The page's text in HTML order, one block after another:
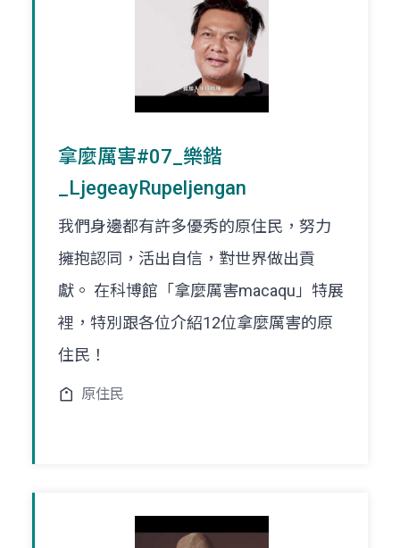
拿麼厲害#07_樂鍇
_LjegeayRupeljengan
我們身邊都有許多優秀的原住民，努力
擁抱認同，活出自信，對世界做出貢
獻。 在科博館「拿麼厲害macaqu」特展
裡，特別跟各位介紹12位拿麼厲害的原
住民！
原住民